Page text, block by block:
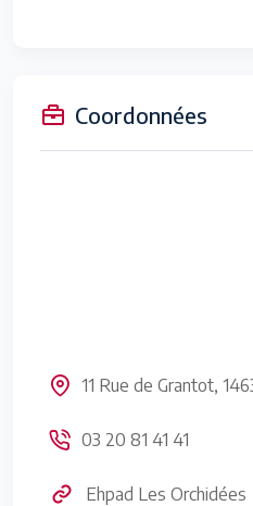
Coordonnées
11 Rue de Grantot,
03 20 81 41 41
Ehpad Les Orchidées